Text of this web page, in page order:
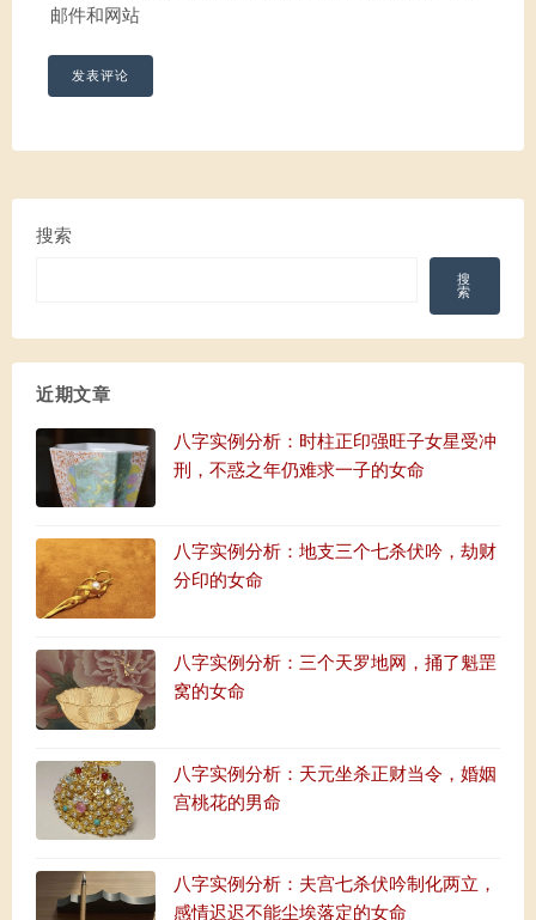
邮件和网站
搜索
搜
索
近期文章
八字实例分析：时柱正印强旺子女星受冲
刑，不惑之年仍难求一子的女命
八字实例分析：地支三个七杀伏吟，劫财
分印的女命
八字实例分析：三个天罗地网，捅了魁罡
窝的女命
八字实例分析：天元坐杀正财当令，婚姻
宫桃花的男命
八字实例分析：夫宫七杀伏吟制化两立，
感情迟迟不能尘埃落定的女命